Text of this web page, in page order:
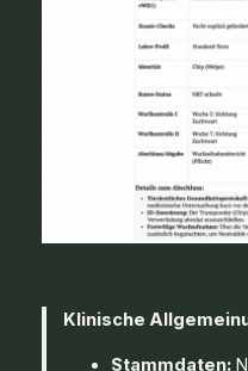
Klinische
Stammdaten: